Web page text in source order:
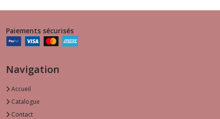
Paiements sécurisés
Navigation
Accueil
Catalogue
Contact